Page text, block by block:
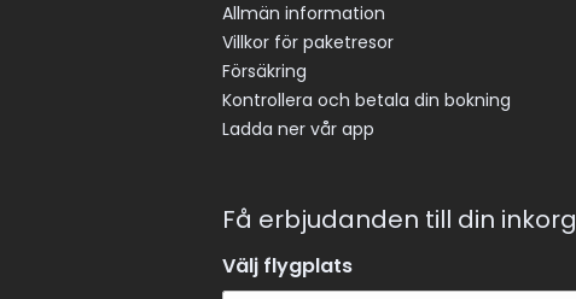
Allmän information
Villkor för paketresor
Försäkring
Kontrollera och betala din bokning
Ladda ner vår app
Få erbjudanden till din inkorg
Välj flygplats